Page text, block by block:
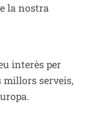
la nostra
interès per
millors serveis,